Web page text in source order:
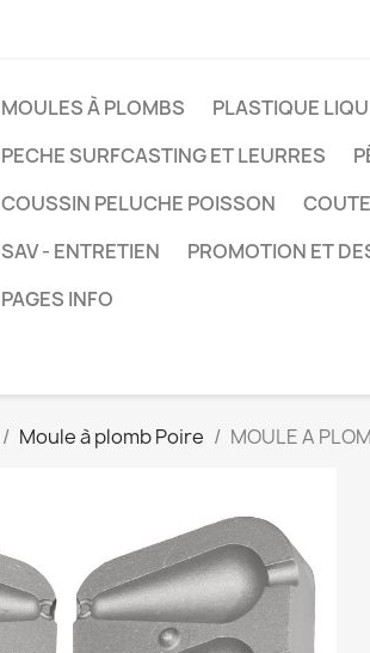
MOULES À PLOMBS PLASTIQUE
PECHE SURFCASTING ET LEURRES
COUSSIN PELUCHE POISSON
SAV - ENTRETIEN
PROMOTION ET
PAGES INFO
Moule à plomb Poire MOULE A